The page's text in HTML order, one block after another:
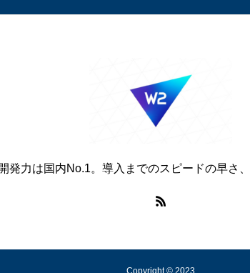
発力は国内No.1。導入までのスピードの早さ
Copyright © 2023